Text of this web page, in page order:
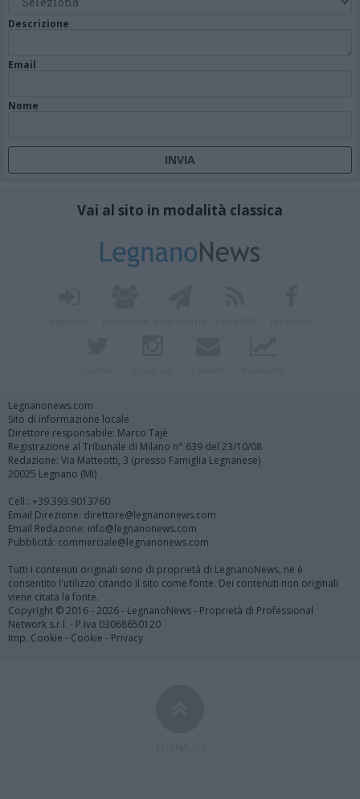
Descrizione
Email
Nome
Vai al sito in modalità classica
Legnanonews.com
Sito di informazione locale
Direttore responsabile: Marco Tajè
Registrazione al Tribunale di Milano n° 639 del 23/10/08
Redazione: Via Matteotti, 3 (presso Famiglia Legnanese)
20025 Legnano (MI)
Cell.: +39.393.9013760
Email Direzione: direttore@legnanonews.com
Email Redazione: info@legnanonews.com
Pubblicità: commerciale@legnanonews.com
Tutti i contenuti originali sono di proprietà di LegnanoNews, ne è
consentito l'utilizzo citando il sito come fonte. Dei contenuti non originali
viene citata la fonte.
Copyright © 2016 - 2026 - LegnanoNews - Proprietà di Professional
Network s.r.l. - P.Iva 03068650120
Imp. Cookie - Cookie - Privacy